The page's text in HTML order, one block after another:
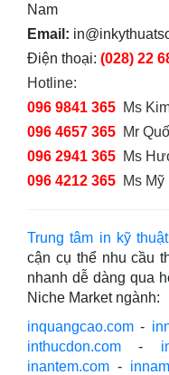
Nam
Email:
Điện thoại: (028) 22
Hotline:
096 9841 365 Ms
096 4657 365 Mr
096 2941 365 Ms
096 4212 365 Ms Mỹ
Trung tâm in kỹ
cận cụ thể nhu cầu
nhanh dễ dàng qua
Niche Market ngành:
inquangcao.com -
inthucdon.com -
inantem.com -